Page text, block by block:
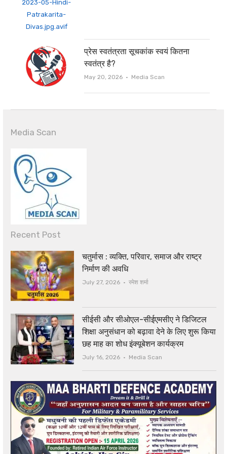
प्रेस स्वतंत्रता सूचकांक स्वयं कितना
स्वतंत्र है?
May 20, 2026 Author
Media Scan
Media Scan
Recent Post
चतुर्मास : व्यक्ति, परिवार, समाज और राष्ट्र
निर्माण की अवधि
July 27, 2026 Author
रमेश शर्मा
सीईसी और सीओएल-सीईएमसीए ने डिजिटल
शिक्षा अनुसंधान को बढ़ावा देने के लिए शुरू किया
छह माह का शोध इंक्यूबेशन कार्यक्रम
July 16, 2026 Author
Media Scan